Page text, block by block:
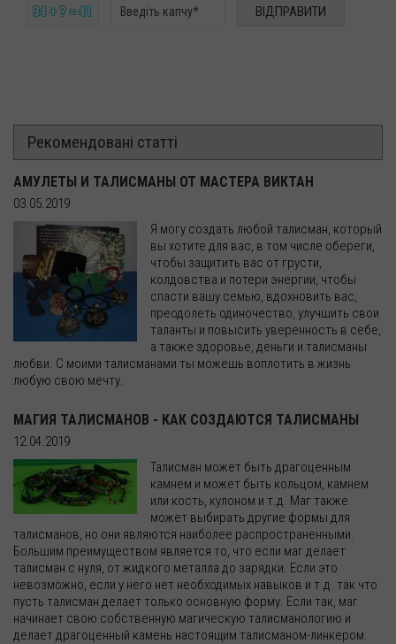
34 + ? = 41
Рекомендовані статті
АМУЛЕТЫ И ТАЛИСМАНЫ ОТ МАСТЕРА ВИКТАН
03.05.2019
Я могу создать любой талисман, который
вы хотите для вас, в том числе обереги,
чтобы защитить вас от грусти,
колдовства и потери энергии, чтобы
спасти вашу семью, вдохновить вас,
преодолеть одиночество, улучшить свои
таланты и повысить уверенность в себе,
а также здоровье, деньги и талисманы
любви. С моими талисманами ты можешь воплотить в жизнь
любую свою мечту.
МАГИЯ ТАЛИСМАНОВ - КАК СОЗДАЮТСЯ ТАЛИСМАНЫ
12.04.2019
Талисман может быть драгоценным
камнем и может быть кольцом, камнем
или кость, кулоном и т.д. Маг также
может выбирать другие формы для
талисманов, но они являются наиболее распространенными.
Большим преимуществом является то, что если маг делает
талисман с нуля, от жидкого металла до зарядки. Если это
невозможно, если у него нет необходимых навыков и т.д. так что
пусть талисман делает только основную форму. Если так, маг
начинает свою собственную магическую талисманологию и
делает драгоценный камень настоящим талисманом-линкером.